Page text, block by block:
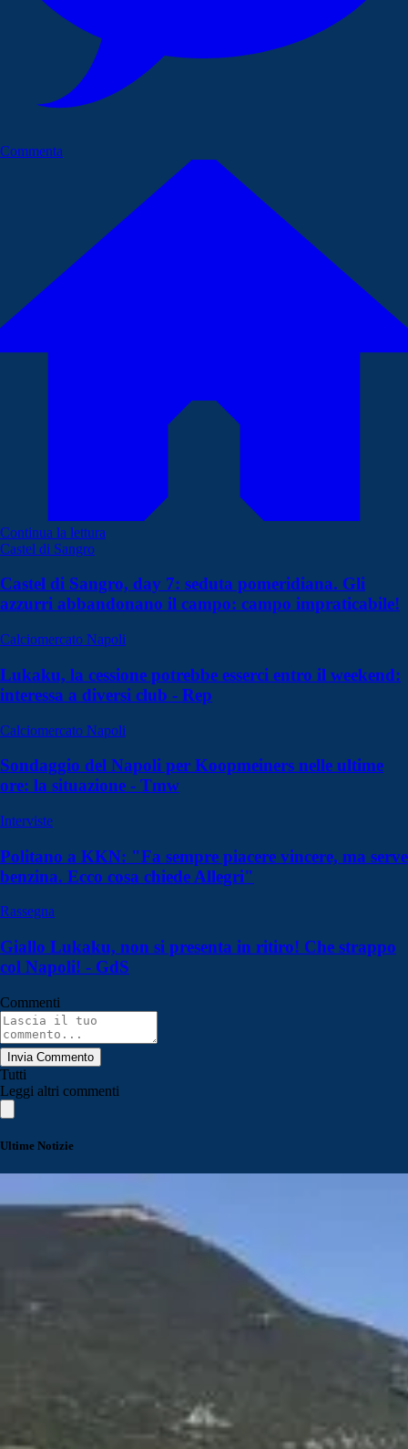
Commenta
Continua la lettura
Castel di Sangro
Castel di Sangro, day 7: seduta pomeridiana. Gli
azzurri abbandonano il campo: campo impraticabile!
Calciomercato Napoli
Lukaku, la cessione potrebbe esserci entro il weekend:
interessa a diversi club - Rep
Calciomercato Napoli
Sondaggio del Napoli per Koopmeiners nelle ultime
ore: la situazione - Tmw
Interviste
Politano a KKN: "Fa sempre piacere vincere, ma serve
benzina. Ecco cosa chiede Allegri"
Rassegna
Giallo Lukaku, non si presenta in ritiro! Che strappo
col Napoli! - GdS
Commenti
Invia Commento
Tutti
Leggi altri commenti
Ultime Notizie